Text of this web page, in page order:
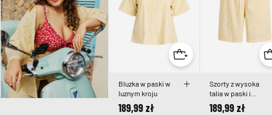
Bluzka w paski w
luznym kroju
189,99 zł
Szorty z wysoka
talia w paski i
luznym krojem
189,99 zł